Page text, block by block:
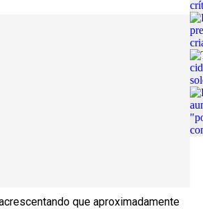
que aproximadamente